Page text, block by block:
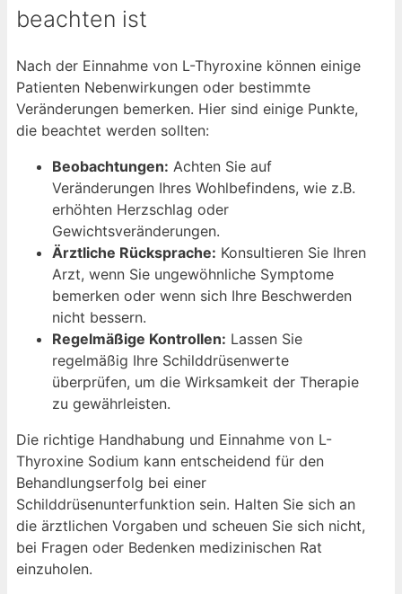
beachten ist
Nach der Einnahme von L-Thyroxine können einige
Patienten Nebenwirkungen oder bestimmte
Veränderungen bemerken. Hier sind einige Punkte,
die beachtet werden sollten:
Beobachtungen: Achten Sie auf
Veränderungen Ihres Wohlbefindens, wie z.B.
erhöhten Herzschlag oder
Gewichtsveränderungen.
Ärztliche Rücksprache: Konsultieren Sie Ihren
Arzt, wenn Sie ungewöhnliche Symptome
bemerken oder wenn sich Ihre Beschwerden
nicht bessern.
Regelmäßige Kontrollen: Lassen Sie
regelmäßig Ihre Schilddrüsenwerte
überprüfen, um die Wirksamkeit der Therapie
zu gewährleisten.
Die richtige Handhabung und Einnahme von L-
Thyroxine Sodium kann entscheidend für den
Behandlungserfolg bei einer
Schilddrüsenunterfunktion sein. Halten Sie sich an
die ärztlichen Vorgaben und scheuen Sie sich nicht,
bei Fragen oder Bedenken medizinischen Rat
einzuholen.